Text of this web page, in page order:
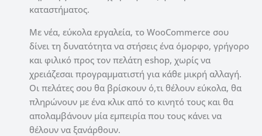
καταστήματος.
Με νέα, εύκολα εργαλεία, το WooCommerce σου
δίνει τη δυνατότητα να στήσεις ένα όμορφο, γρήγορο
και φιλικό προς τον πελάτη eshop, χωρίς να
χρειάζεσαι προγραμματιστή για κάθε μικρή αλλαγή.
Οι πελάτες σου θα βρίσκουν ό,τι θέλουν εύκολα, θα
πληρώνουν με ένα κλικ από το κινητό τους και θα
απολαμβάνουν μία εμπειρία που τους κάνει να
θέλουν να ξανάρθουν.